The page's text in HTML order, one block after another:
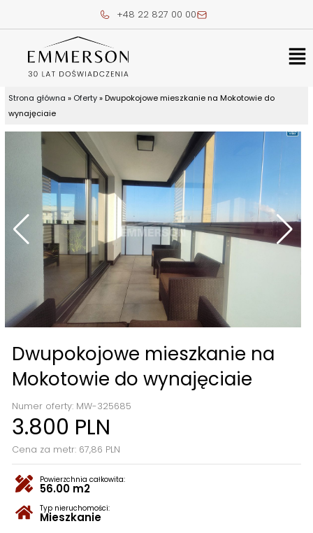
+48 22 827 00 00
Strona główna » Oferty» Dwupokojowe mieszkanie na Mokotowie do
wynajęciaie
Dwupokojowe mieszkanie na
Mokotowie do wynajęciaie
Numer oferty: MW-325685
3.800 PLN
Cena za metr: 67,86 PLN
Powierzchnia całkowita:
56.00 m2
Typ nieruchomości:
Mieszkanie